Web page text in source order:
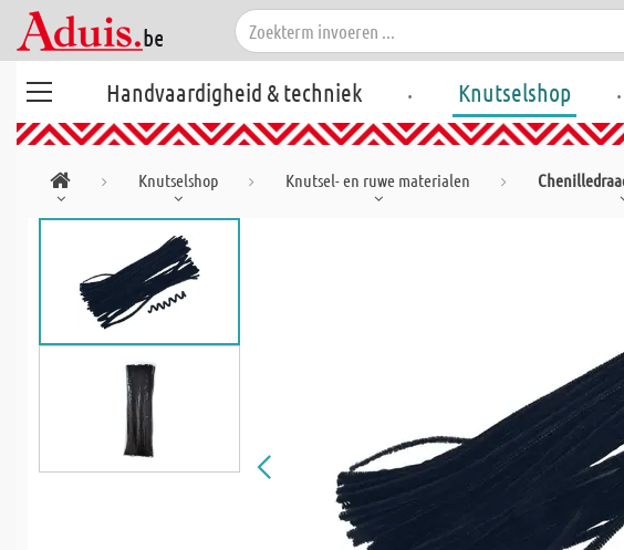
Handvaardigheid & techniek . Knutselshop .
Knutselshop Knutsel- en ruwe materialen